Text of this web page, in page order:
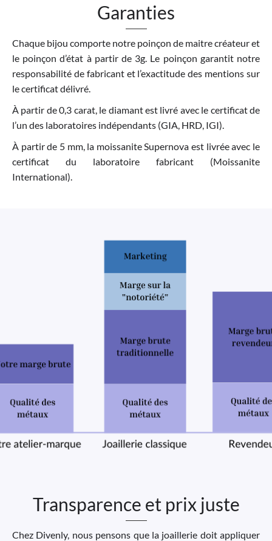
Garanties
Chaque bijou comporte notre poinçon de maitre créateur et
le poinçon d’état à partir de 3g. Le poinçon garantit notre
responsabilité de fabricant et l’exactitude des mentions sur
le certificat délivré.
À partir de 0,3 carat, le diamant est livré avec le certificat de
l’un des laboratoires indépendants (GIA, HRD, IGI).
À partir de 5 mm, la moissanite Supernova est livrée avec le
certificat du laboratoire fabricant (Moissanite
International).
Transparence et prix juste
Chez Divenly, nous pensons que la joaillerie doit appliquer